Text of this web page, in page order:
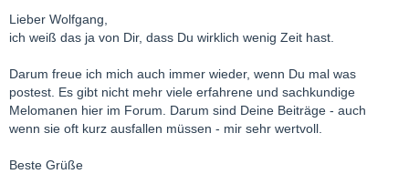
Lieber Wolfgang,
ich weiß das ja von Dir, dass Du wirklich wenig Zeit hast.
Darum freue ich mich auch immer wieder, wenn Du mal was
postest. Es gibt nicht mehr viele erfahrene und sachkundige
Melomanen hier im Forum. Darum sind Deine Beiträge - auch
wenn sie oft kurz ausfallen müssen - mir sehr wertvoll.
Beste Grüße